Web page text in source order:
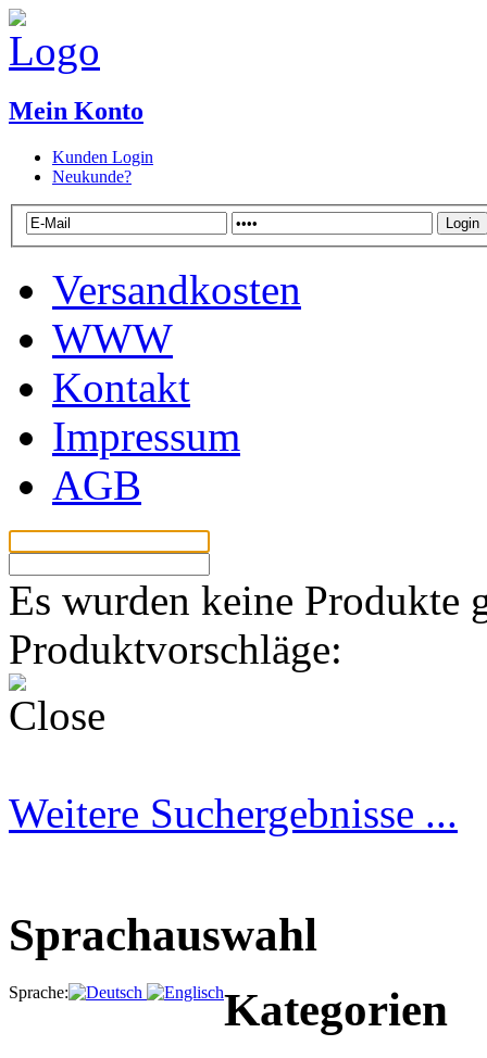
Mein Konto
Kunden Login
Neukunde?
Versandkosten
WWW
Kontakt
Impressum
AGB
Es wurden keine Produkte
Produktvorschläge:
Weitere Suchergebnisse ...
Sprachauswahl
Sprache: Kategorien